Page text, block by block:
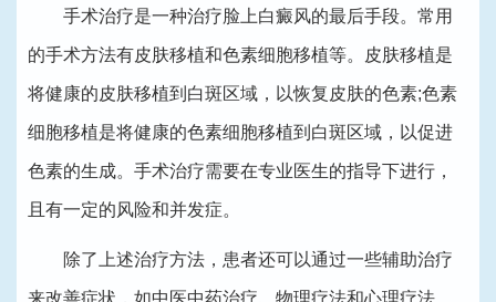
手术治疗是一种治疗脸上白癜风的最后手段。常用
的手术方法有皮肤移植和色素细胞移植等。皮肤移植是
将健康的皮肤移植到白斑区域，以恢复皮肤的色素;色素
细胞移植是将健康的色素细胞移植到白斑区域，以促进
色素的生成。手术治疗需要在专业医生的指导下进行，
且有一定的风险和并发症。
除了上述治疗方法，患者还可以通过一些辅助治疗